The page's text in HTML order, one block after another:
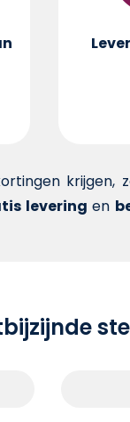
levering en